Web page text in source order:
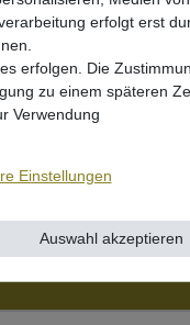
erfolgt erst
erfolgen. Die
zu einem späteren
Verwendung
Einstellungen
Auswahl akzeptieren